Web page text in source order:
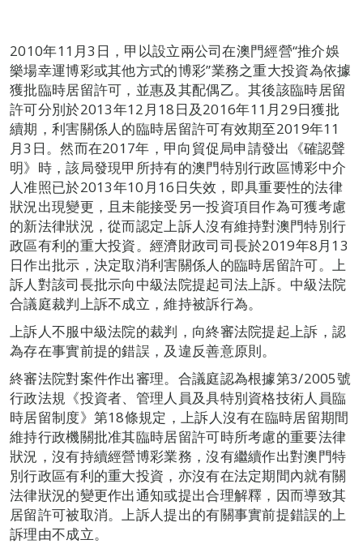
2010年11月3日，甲以設立兩公司在澳門經營“推介娛
樂場幸運博彩或其他方式的博彩”業務之重大投資為依據
獲批臨時居留許可，並惠及其配偶乙。其後該臨時居留
許可分別於2013年12月18日及2016年11月29日獲批
續期，利害關係人的臨時居留許可有效期至2019年11
月3日。然而在2017年，甲向貿促局申請發出《確認聲
明》時，該局發現甲所持有的澳門特別行政區博彩中介
人准照已於2013年10月16日失效，即具重要性的法律
狀況出現變更，且未能接受另一投資項目作為可獲考慮
的新法律狀況，從而認定上訴人沒有維持對澳門特別行
政區有利的重大投資。經濟財政司司長於2019年8月13
日作出批示，決定取消利害關係人的臨時居留許可。上
訴人對該司長批示向中級法院提起司法上訴。中級法院
合議庭裁判上訴不成立，維持被訴行為。
上訴人不服中級法院的裁判，向終審法院提起上訴，認
為存在事實前提的錯誤，及違反善意原則。
終審法院對案件作出審理。合議庭認為根據第3/2005號
行政法規《投資者、管理人員及具特別資格技術人員臨
時居留制度》第18條規定，上訴人沒有在臨時居留期間
維持行政機關批准其臨時居留許可時所考慮的重要法律
狀況，沒有持續經營博彩業務，沒有繼續作出對澳門特
別行政區有利的重大投資，亦沒有在法定期間內就有關
法律狀況的變更作出通知或提出合理解釋，因而導致其
居留許可被取消。上訴人提出的有關事實前提錯誤的上
訴理由不成立。